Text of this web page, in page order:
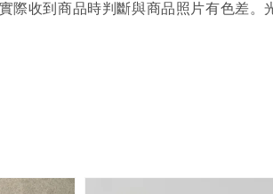
收到商品時判斷與商品照片有色差。